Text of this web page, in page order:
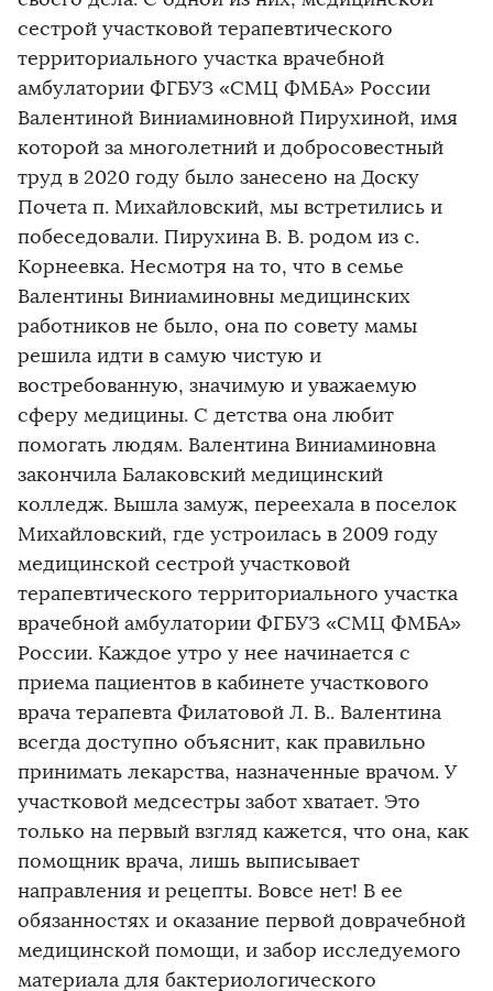
сестрой участковой терапевтического
территориального участка врачебной
амбулатории ФГБУЗ «СМЦ ФМБА» России
Валентиной Виниаминовной Пирухиной, имя
которой за многолетний и добросовестный
труд в 2020 году было занесено на Доску
Почета п. Михайловский, мы встретились и
побеседовали. Пирухина В. В. родом из с.
Корнеевка. Несмотря на то, что в семье
Валентины Виниаминовны медицинских
работников не было, она по совету мамы
решила идти в самую чистую и
востребованную, значимую и уважаемую
сферу медицины. С детства она любит
помогать людям. Валентина Виниаминовна
закончила Балаковский медицинский
колледж. Вышла замуж, переехала в поселок
Михайловский, где устроилась в 2009 году
медицинской сестрой участковой
терапевтического территориального участка
врачебной амбулатории ФГБУЗ «СМЦ ФМБА»
России. Каждое утро у нее начинается с
приема пациентов в кабинете участкового
врача терапевта Филатовой Л. В.. Валентина
всегда доступно объяснит, как правильно
принимать лекарства, назначенные врачом. У
участковой медсестры забот хватает. Это
только на первый взгляд кажется, что она, как
помощник врача, лишь выписывает
направления и рецепты. Вовсе нет! В ее
обязанностях и оказание первой доврачебной
медицинской помощи, и забор исследуемого
материала для бактериологического